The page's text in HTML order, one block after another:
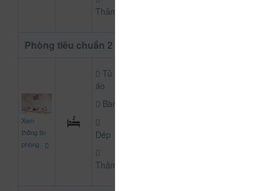
Thảm
Phòng tiêu chuẩn 2 giường
Xem
thông tin
phòng
Tủ
áo
Bàn
Dép
Thảm